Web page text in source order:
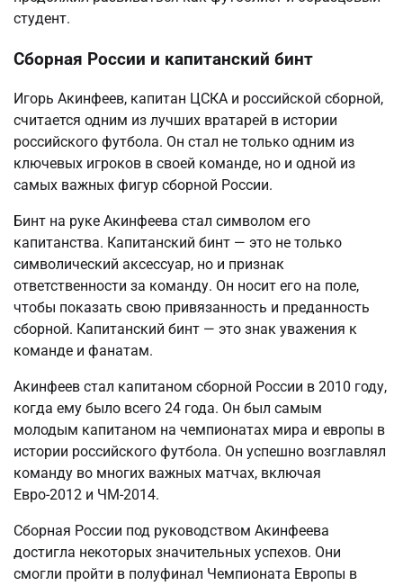
студент.
Сборная России и капитанский бинт
Игорь Акинфеев, капитан ЦСКА и российской сборной,
считается одним из лучших вратарей в истории
российского футбола. Он стал не только одним из
ключевых игроков в своей команде, но и одной из
самых важных фигур сборной России.
Бинт на руке Акинфеева стал символом его
капитанства. Капитанский бинт — это не только
символический аксессуар, но и признак
ответственности за команду. Он носит его на поле,
чтобы показать свою привязанность и преданность
сборной. Капитанский бинт — это знак уважения к
команде и фанатам.
Акинфеев стал капитаном сборной России в 2010 году,
когда ему было всего 24 года. Он был самым
молодым капитаном на чемпионатах мира и европы в
истории российского футбола. Он успешно возглавлял
команду во многих важных матчах, включая
Евро-2012 и ЧМ-2014.
Сборная России под руководством Акинфеева
достигла некоторых значительных успехов. Они
смогли пройти в полуфинал Чемпионата Европы в